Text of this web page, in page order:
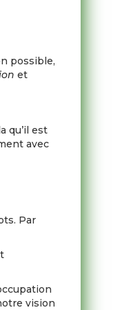
possible,
et
qu’il est
avec
Par
vision